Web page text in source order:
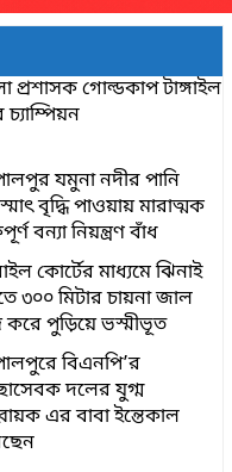
প্রশাসক গোল্ডকাপ টাঙ্গাইল
যমুনা নদীর পানি
বৃদ্ধি পাওয়ায় মারাত্মক
বন্যা নিয়ন্ত্রণ বাঁধ
কোর্টের মাধ্যমে ঝিনাই
৩০০ মিটার চায়না জাল
করে পুড়িয়ে ভস্মীভূত
বিএনপি’র
দলের যুগ্ম
এর বাবা ইন্তেকাল